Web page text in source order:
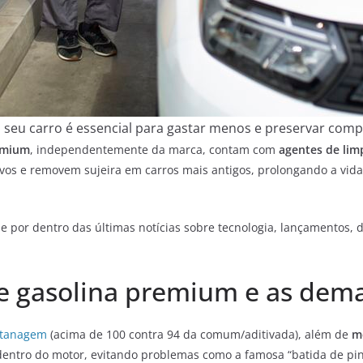
carro é essencial para gastar menos e preservar
, independentemente da marca, contam com agentes de
e removem sujeira em carros mais antigos, prolongando a
por dentro das últimas notícias sobre tecnologia, lançamentos,
gasolina premium e as
(acima de 100 contra 94 da comum/aditivada), além de
do motor, evitando problemas como a famosa “batida de